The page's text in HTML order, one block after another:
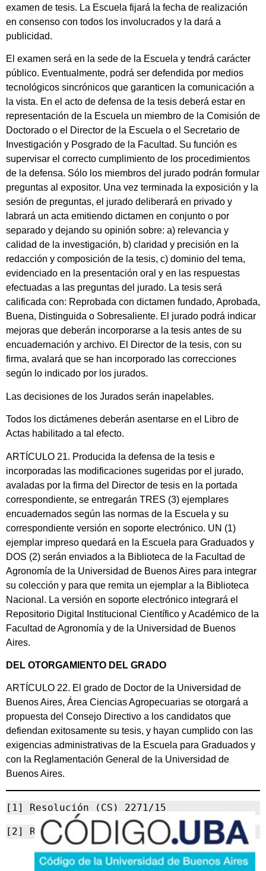
examen de tesis. La Escuela fijará la fecha de realización
en consenso con todos los involucrados y la dará a
publicidad.
El examen será en la sede de la Escuela y tendrá carácter
público. Eventualmente, podrá ser defendida por medios
tecnológicos sincrónicos que garanticen la comunicación a
la vista. En el acto de defensa de la tesis deberá estar en
representación de la Escuela un miembro de la Comisión de
Doctorado o el Director de la Escuela o el Secretario de
Investigación y Posgrado de la Facultad. Su función es
supervisar el correcto cumplimiento de los procedimientos
de la defensa. Sólo los miembros del jurado podrán formular
preguntas al expositor. Una vez terminada la exposición y la
sesión de preguntas, el jurado deliberará en privado y
labrará un acta emitiendo dictamen en conjunto o por
separado y dejando su opinión sobre: a) relevancia y
calidad de la investigación, b) claridad y precisión en la
redacción y composición de la tesis, c) dominio del tema,
evidenciado en la presentación oral y en las respuestas
efectuadas a las preguntas del jurado. La tesis será
calificada con: Reprobada con dictamen fundado, Aprobada,
Buena, Distinguida o Sobresaliente. El jurado podrá indicar
mejoras que deberán incorporarse a la tesis antes de su
encuadernación y archivo. El Director de la tesis, con su
firma, avalará que se han incorporado las correcciones
según lo indicado por los jurados.
Las decisiones de los Jurados serán inapelables.
Todos los dictámenes deberán asentarse en el Libro de
Actas habilitado a tal efecto.
ARTÍCULO 21. Producida la defensa de la tesis e
incorporadas las modificaciones sugeridas por el jurado,
avaladas por la firma del Director de tesis en la portada
correspondiente, se entregarán TRES (3) ejemplares
encuadernados según las normas de la Escuela y su
correspondiente versión en soporte electrónico. UN (1)
ejemplar impreso quedará en la Escuela para Graduados y
DOS (2) serán enviados a la Biblioteca de la Facultad de
Agronomía de la Universidad de Buenos Aires para integrar
su colección y para que remita un ejemplar a la Biblioteca
Nacional. La versión en soporte electrónico integrará el
Repositorio Digital Institucional Científico y Académico de la
Facultad de Agronomía y de la Universidad de Buenos
Aires.
DEL OTORGAMIENTO DEL GRADO
ARTÍCULO 22. El grado de Doctor de la Universidad de
Buenos Aires, Área Ciencias Agropecuarias se otorgará a
propuesta del Consejo Directivo a los candidatos que
defiendan exitosamente su tesis, y hayan cumplido con las
exigencias administrativas de la Escuela para Graduados y
con la Reglamentación General de la Universidad de
Buenos Aires.
[1] Resolución (CS) 2271/15
[2] RESCS-2020-647-UBA-REC